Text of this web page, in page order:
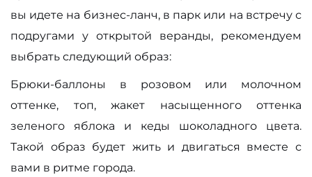
вы идете на бизнес-ланч, в парк или на встречу с
подругами у открытой веранды, рекомендуем
выбрать следующий образ:
Брюки-баллоны в розовом или молочном
оттенке, топ, жакет насыщенного оттенка
зеленого яблока и кеды шоколадного цвета.
Такой образ будет жить и двигаться вместе с
вами в ритме города.